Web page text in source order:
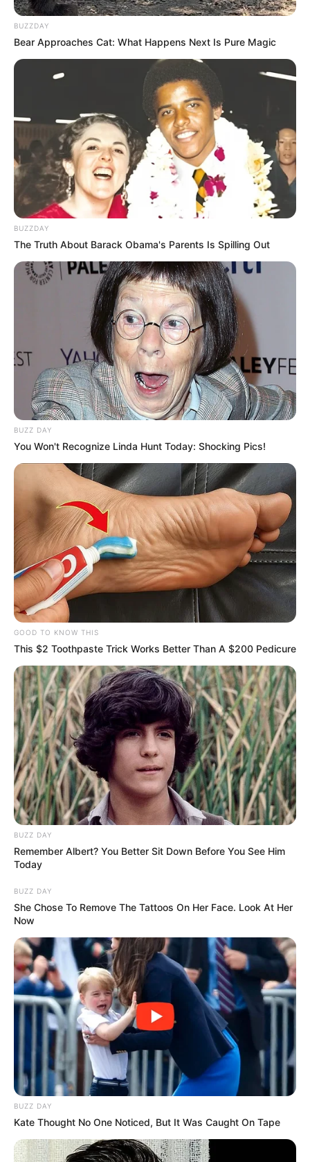
BUZZDAY
Bear Approaches Cat: What Happens Next Is Pure Magic
BUZZDAY
The Truth About Barack Obama's Parents Is Spilling Out
BUZZ DAY
You Won't Recognize Linda Hunt Today: Shocking Pics!
GOOD TO KNOW THIS
This $2 Toothpaste Trick Works Better Than A $200 Pedicure
BUZZ DAY
Remember Albert? You Better Sit Down Before You See Him
Today
BUZZ DAY
She Chose To Remove The Tattoos On Her Face. Look At Her
Now
BUZZ DAY
Kate Thought No One Noticed, But It Was Caught On Tape